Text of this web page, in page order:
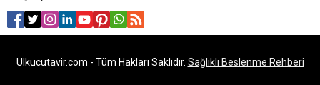
Ulkucutavir.com - Tüm Hakları Saklıdır. Sağlıklı Beslenme Rehberi